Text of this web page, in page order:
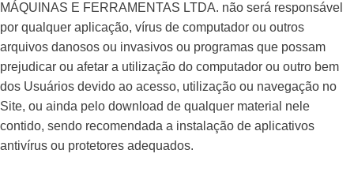
MÁQUINAS E FERRAMENTAS LTDA. não será responsável
por qualquer aplicação, vírus de computador ou outros
arquivos danosos ou invasivos ou programas que possam
prejudicar ou afetar a utilização do computador ou outro bem
dos Usuários devido ao acesso, utilização ou navegação no
Site, ou ainda pelo download de qualquer material nele
contido, sendo recomendada a instalação de aplicativos
antivírus ou protetores adequados.